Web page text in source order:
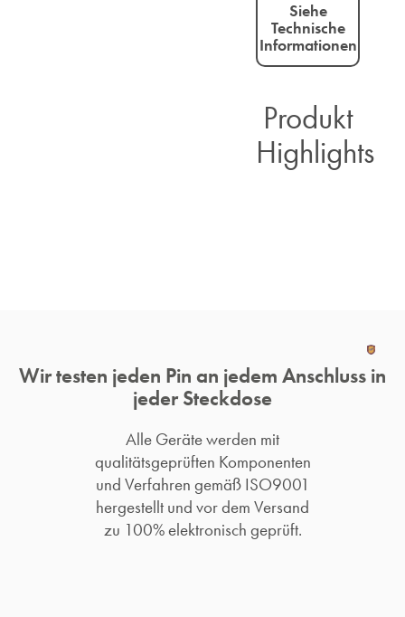
Siehe
Technische
Informationen
Produkt
Highlights​
Wir testen jeden Pin an jedem Anschluss in
jeder Steckdose
Alle Geräte werden mit
qualitätsgeprüften Komponenten
und Verfahren gemäß ISO9001
hergestellt und vor dem Versand
zu 100% elektronisch geprüft.​